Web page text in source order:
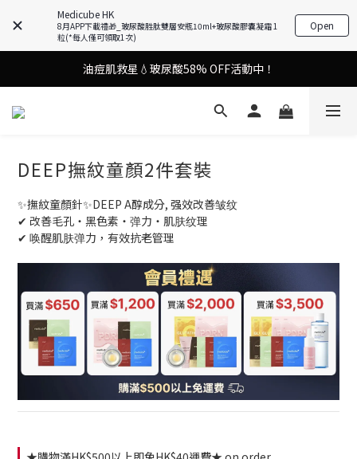
Medicube HK
8月APP下載禮🎁_玻尿酸胜肽雙層安瓶10ml+玻尿酸膠囊凝霜 1
粒(*每人僅可領取1次)
Open
謝安琪愛用美容儀🌸護膚效果UP！
謝安琪愛用美容儀🌸護膚效果UP！
油痘肌救星💧玻尿酸58% OFF活動中！
果凍噴霧！一噴即現美白光透肌✨
DEEP撫紋童顏2件套裝
✨撫紋童顏針✨DEEP A醇成分, 强效改善皱纹
✔ 改善毛孔・黑色素・弹力・肌肤纹理
✔ 唤醒肌肤弹力，有效抗老管理